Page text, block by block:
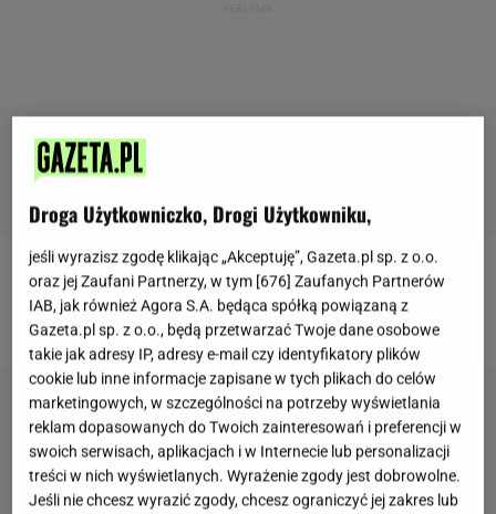
Więcej przepisów na pyszne ciasta znajdziesz na
naszej stronie głównej
Droga Użytkowniczko, Drogi Użytkowniku,
jeśli wyrazisz zgodę klikając „Akceptuję”, Gazeta.pl sp. z o.o.
oraz jej Zaufani Partnerzy, w tym [676] Zaufanych Partnerów
IAB, jak również Agora S.A. będąca spółką powiązaną z
Gazeta.pl sp. z o.o., będą przetwarzać Twoje dane osobowe
takie jak adresy IP, adresy e-mail czy identyfikatory plików
cookie lub inne informacje zapisane w tych plikach do celów
marketingowych, w szczególności na potrzeby wyświetlania
reklam dopasowanych do Twoich zainteresowań i preferencji w
swoich serwisach, aplikacjach i w Internecie lub personalizacji
treści w nich wyświetlanych. Wyrażenie zgody jest dobrowolne.
Jeśli nie chcesz wyrazić zgody, chcesz ograniczyć jej zakres lub